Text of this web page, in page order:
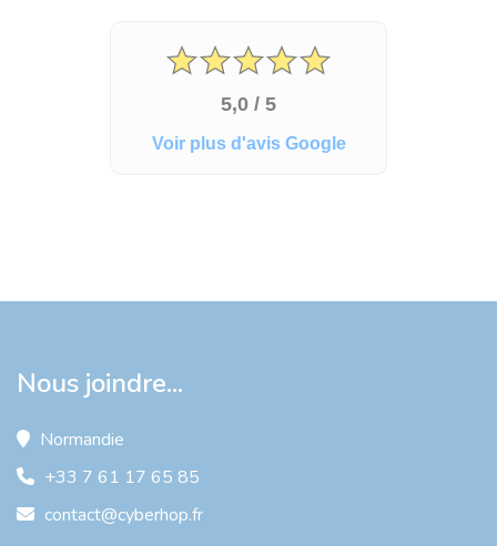
5,0 / 5
Voir plus d'avis Google
Nous joindre...
Normandie
+33 7 61 17 65 85
contact@cyberhop.fr